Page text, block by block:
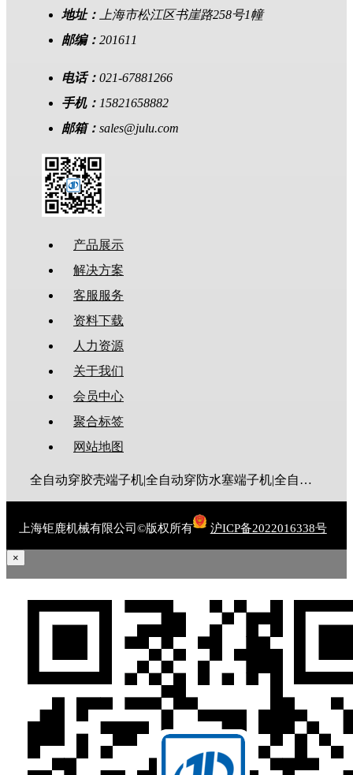
地址：
上海市松江区书崖路258号1幢
邮编： 201611
电话： 021-67881266
手机： 15821658882
邮箱： sales@julu.com
产品展示
解决方案
客服服务
资料下载
人力资源
关于我们
会员中心
聚合标签
网站地图
全自动穿胶壳端子机|全自动穿防水塞端子机|全自动穿热缩管端子机|全自动穿护套端子机|全自动穿号码管端子机|全自动端子机|全自动穿防水栓端子机|端子压着机|端子压接机|静音端子机|多芯线端子机|护套线端子机|全自动排线端子机|新能源大平方压接机|电脑剥线机|自动剥线机|裁线机|剥线机
上海钜鹿机械有限公司©版权所有 沪ICP备2022016338号
×